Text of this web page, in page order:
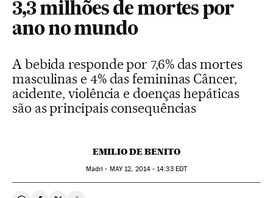
3,3 milhões de mortes por
ano no mundo
A bebida responde por 7,6% das mortes
masculinas e 4% das femininas Câncer,
acidente, violência e doenças hepáticas
são as principais consequências
EMILIO DE BENITO
Madri - MAY12, 2014 - 14:33EDT